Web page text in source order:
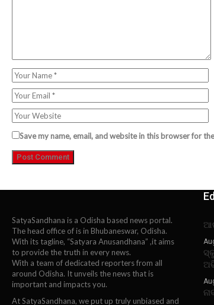
Save my name, email, and website in this browser for
SatyaSandhana is a Odisha based news portal.
The head office of is in Bhubaneswar, Odisha.
With its tagline, “Satyara Anusandhana” ,it aims
to provide the truth in every news.
With a team of dedicated reporters from all
around Odisha. It unveils the news that is
important and impacts you.
At SatyaSandhana, we put up truly unbiased and